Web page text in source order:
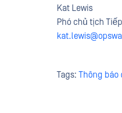
Kat Lewis
Phó chủ tịch
Tags: Thông báo